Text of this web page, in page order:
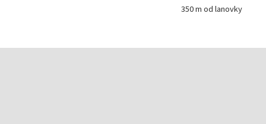
350 m od lanovky